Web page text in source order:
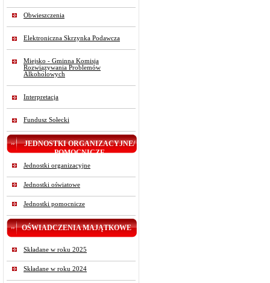
Obwieszczenia
Elektroniczna Skrzynka Podawcza
Miejsko - Gminna Komisja
Rozwiązywania Problemów
Alkoholowych
Interpretacja
Fundusz Sołecki
JEDNOSTKI ORGANIZACYJNE/
POMOCNICZE
Jednostki organizacyjne
Jednostki oświatowe
Jednostki pomocnicze
OŚWIADCZENIA MAJĄTKOWE
Składane w roku 2025
Składane w roku 2024